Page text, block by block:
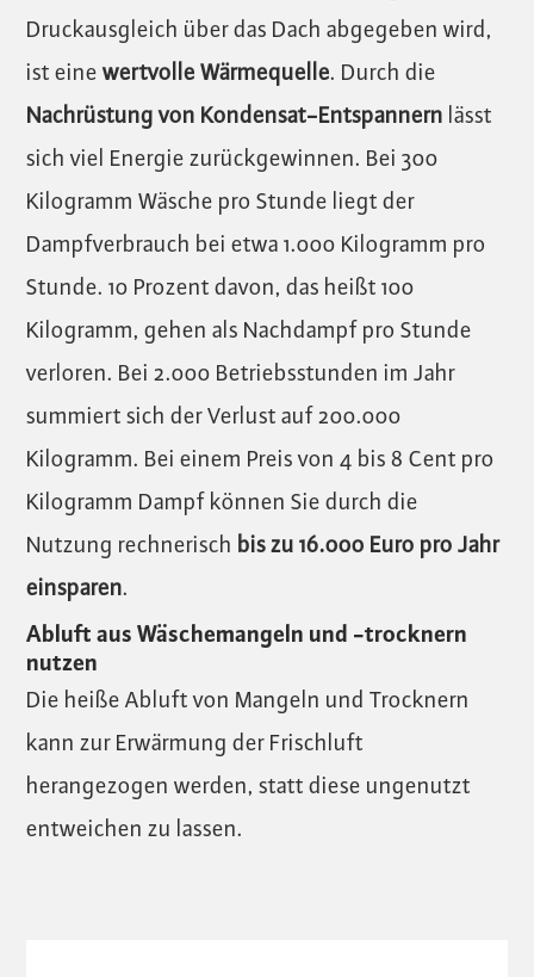
Druckausgleich über das Dach abgegeben wird,
ist einewertvolle Wärmequelle. Durch die
Nachrüstung von Kondensat-Entspannern lässt
sich viel Energie zurückgewinnen. Bei 300
Kilogramm Wäsche pro Stunde liegt der
Dampfverbrauch bei etwa 1.000 Kilogramm pro
Stunde. 10 Prozent davon, das heißt 100
Kilogramm, gehen als Nachdampf pro Stunde
verloren. Bei 2.000 Betriebsstunden im Jahr
summiert sich der Verlust auf 200.000
Kilogramm. Bei einem Preis von 4 bis 8 Cent pro
Kilogramm Dampf können Sie durch die
Nutzung rechnerisch bis zu 16.000 Euro pro Jahr
einsparen.
Abluft aus Wäschemangeln und -trocknern
nutzen
Die heiße Abluft von Mangeln und Trocknern
kann zur Erwärmung der Frischluft
herangezogen werden, statt diese ungenutzt
entweichen zu lassen.